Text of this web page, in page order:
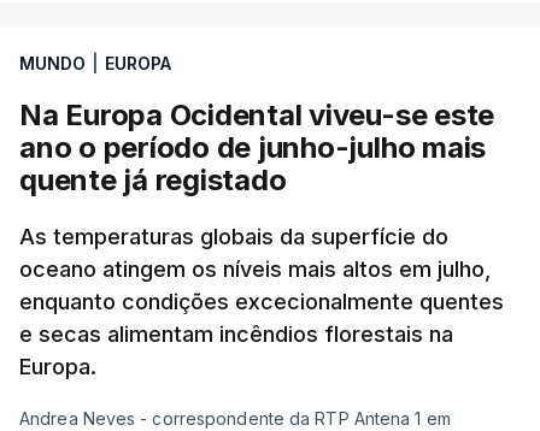
MUNDO EUROPA
Na Europa Ocidental viveu-se este
ano o período de junho-julho mais
quente já registado
As temperaturas globais da superfície do
oceano atingem os níveis mais altos em julho,
enquanto condições excecionalmente quentes
e secas alimentam incêndios florestais na
Europa.
Andrea Neves - correspondente da RTP Antena 1 em